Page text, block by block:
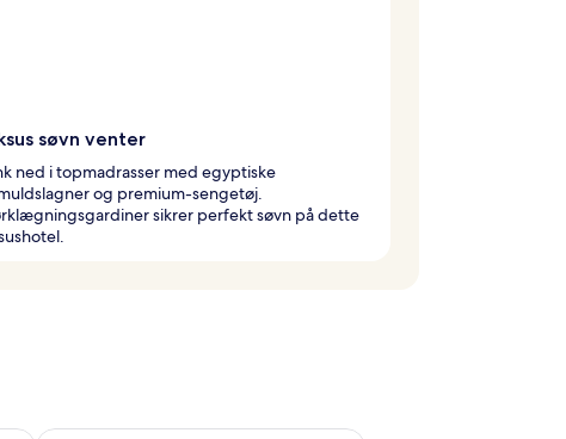
søvn venter
ned i topmadrasser med egyptiske
og premium-sengetøj.
sikrer perfekt søvn på dette